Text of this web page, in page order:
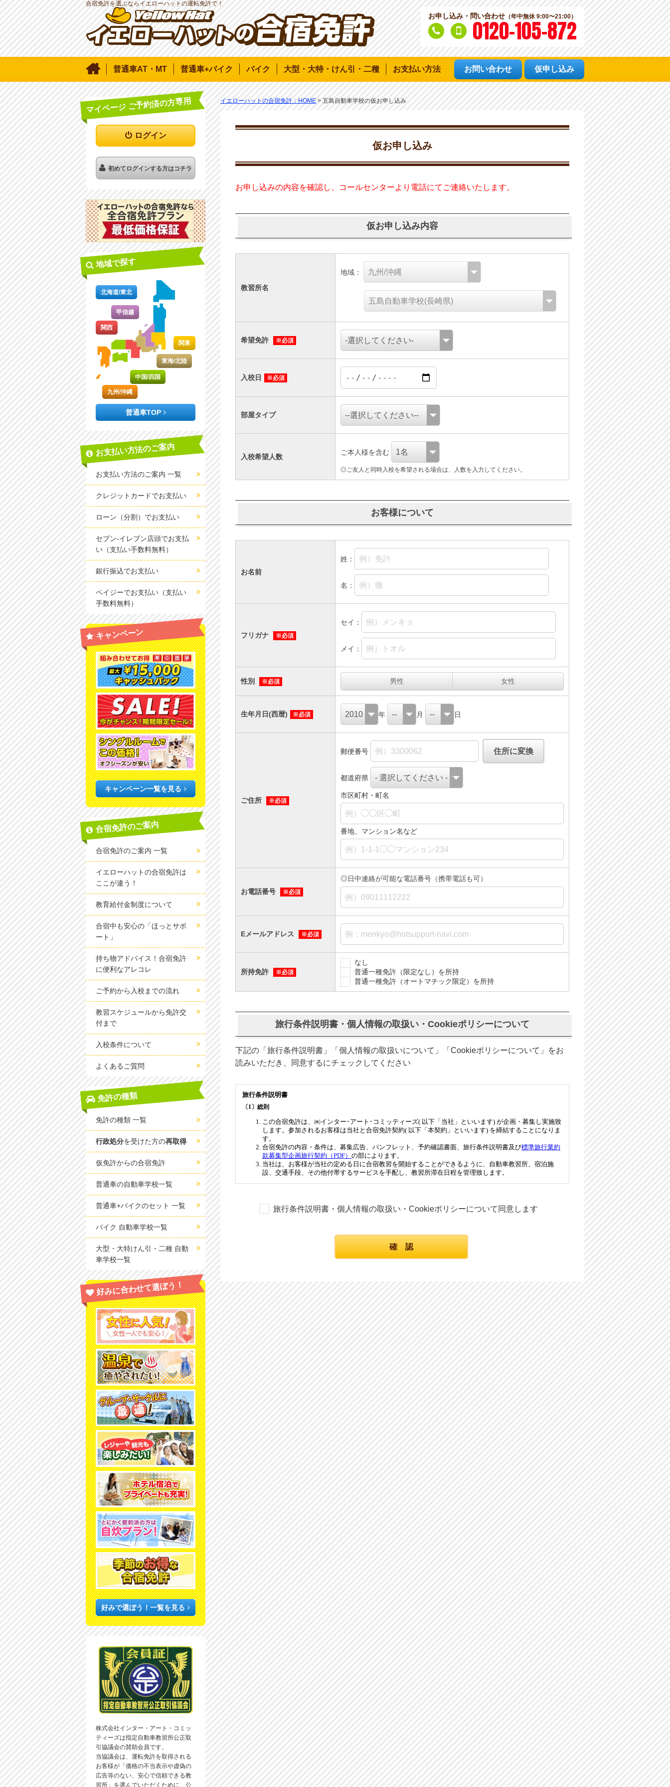
合宿免許を選ぶならイエローハットの運転免許で！
お申し込み・問い合わせ （年中無休 9:00〜21:00）
0120-105-872
 普通車AT・MT 普通車+バイク バイク 大型・大特・けん引・二種 お支払い方法 お問い合わせ 仮申し込み
イエローハットの合宿免許：HOME > 五島自動車学校の仮お申し込み
仮お申し込み
お申し込みの内容を確認し、コールセンターより電話にてご連絡いたします。
仮お申し込み内容
教習所名
地域：
希望免許 ※必須
入校日 ※必須
部屋タイプ
入校希望人数
ご本人様を含む
◎ご友人と同時入校を希望される場合は、人数を入力してください。
お客様について
お名前
姓：
名：
フリガナ ※必須
セイ：
メイ：
性別 ※必須 男性 女性
生年月日(西暦) ※必須 年 月 日
ご住所 ※必須
郵便番号
都道府県
市区町村・町名
番地、マンション名など
お電話番号 ※必須
◎日中連絡が可能な電話番号（携帯電話も可）
Eメールアドレス ※必須
所持免許 ※必須
なし
普通一種免許（限定なし）を所持
普通一種免許（オートマチック限定）を所持
旅行条件説明書・個人情報の取扱い・Cookieポリシーについて
下記の「旅行条件説明書」「個人情報の取扱いについて」「Cookieポリシーについて」をお
読みいただき、同意するにチェックしてください
旅行条件説明書・個人情報の取扱い・Cookieポリシーについて同意します
マイページ ご予約済の方専用
ログイン
初めてログインする方はコチラ
地域で探す
北海道/東北
甲信越
関東
東海/北陸
関西
中国/四国
九州/沖縄
普通車TOP
お支払い方法のご案内
お支払い方法のご案内 一覧
クレジットカードでお支払い
ローン（分割）でお支払い
セブン-イレブン店頭でお支払
い（支払い手数料無料）
銀行振込でお支払い
ペイジーでお支払い（支払い
手数料無料）
キャンペーン
キャンペーン一覧を見る
合宿免許のご案内
合宿免許のご案内 一覧
イエローハットの合宿免許は
ここが違う！
教育給付金制度について
合宿中も安心の「ほっとサポ
ート」
持ち物アドバイス！合宿免許
に便利なアレコレ
ご予約から入校までの流れ
教習スケジュールから免許交
付まで
入校条件について
よくあるご質問
免許の種類
免許の種類 一覧
行政処分を受けた方の再取得
仮免許からの合宿免許
普通車の自動車学校一覧
普通車+バイクのセット 一覧
バイク 自動車学校一覧
大型・大特けん引・二種 自動
車学校一覧
好みに合わせて選ぼう！
好みで選ぼう！一覧を見る
株式会社インター・アート・コミッ
ティーズは指定自動車教習所公正取
引協議会の賛助会員です。
当協議会は、運転免許を取得される
お客様が「価格の不当表示や虚偽の
広告等のない、安心で信頼できる教
習所」を選んでいただくために、公